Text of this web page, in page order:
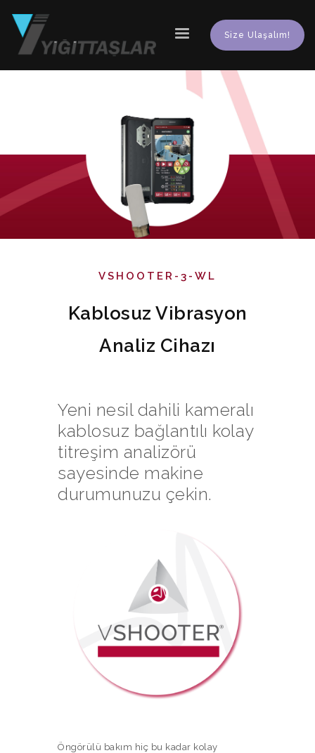
Size Ulaşalım!
VSHOOTER-3-WL
Kablosuz Vibrasyon
Analiz Cihazı
Yeni nesil dahili kameralı
kablosuz bağlantılı kolay
titreşim analizörü
sayesinde makine
durumunuzu çekin.
Öngörülü bakım hiç bu kadar kolay